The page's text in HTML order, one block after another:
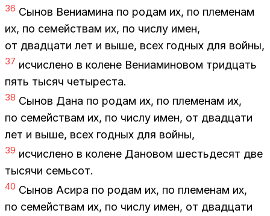
36 Сы­нов Ве­ни­а­ми­на по ро­дам их, по пле­ме­нам
их, по се­мей­ствам их, по чис­лу имен,
от два­дца­ти лет и выше, всех год­ных для вой­ны,
37 ис­чис­ле­но в ко­лене Ве­ни­а­ми­но­вом трид­цать
пять ты­сяч че­ты­ре­ста.
38 Сы­нов Дана по ро­дам их, по пле­ме­нам их,
по се­мей­ствам их, по чис­лу имен, от два­дца­ти
лет и выше, всех год­ных для вой­ны,
39 ис­чис­ле­но в ко­лене Да­но­вом шесть­дес­ят две
ты­ся­чи семь­сот.
40 Сы­нов Аси­ра по ро­дам их, по пле­ме­нам их,
по се­мей­ствам их, по чис­лу имен, от два­дца­ти